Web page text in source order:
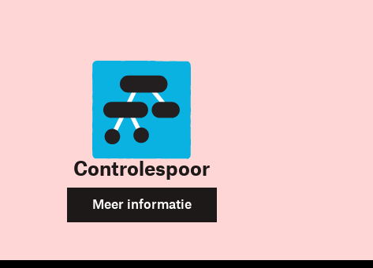
Controlespoor
Meer informatie